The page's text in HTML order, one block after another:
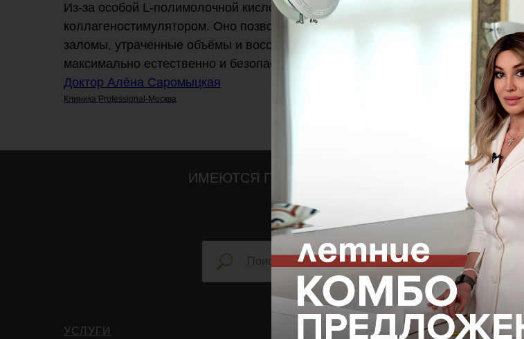
Из-за особой L-полимолочной кислоты в составе, средство называют истинным
коллагеностимулятором. Оно позволяет мягко и натурально заполнить
заломы, утраченные объёмы и восстановить приятную упругость мягких
максимально естественно и безопасно — доказано исследованиями.»
Доктор Алёна Саромыцкая
Клиника Professional-Москва
ИМЕЮТСЯ ПРОТИВОПОКАЗАНИЯ,
18+
УСЛУГИ НАВИГАЦИЯ ПО САЙТУ